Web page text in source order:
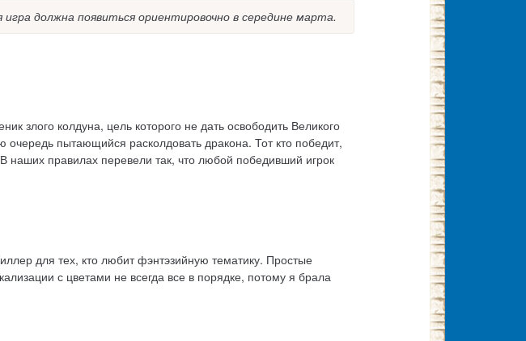
должна появиться ориентировочно в середине марта.
злого колдуна, цель которого не дать освободить Великого
пытающийся расколдовать дракона. Тот кто победит,
правилах перевели так, что любой победивший игрок
для тех, кто любит фэнтэзийную тематику. Простые
с цветами не всегда все в порядке, потому я брала